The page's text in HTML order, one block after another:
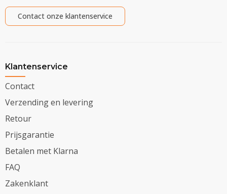
Contact onze klantenservice
Klantenservice
Contact
Verzending en levering
Retour
Prijsgarantie
Betalen met Klarna
FAQ
Zakenklant